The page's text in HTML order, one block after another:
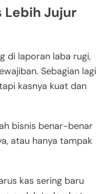
Lebih Jujur
di laporan laba rugi,
Sebagian lagi
kasnya kuat dan
bisnis benar-benar
atau hanya tampak
kas sering baru